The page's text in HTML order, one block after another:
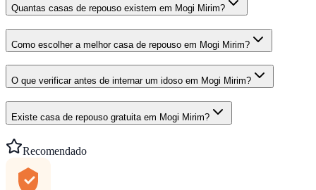
Quantas casas de repouso existem em Mogi Mirim?
Como escolher a melhor casa de repouso em Mogi Mirim?
O que verificar antes de internar um idoso em Mogi Mirim?
Existe casa de repouso gratuita em Mogi Mirim?
Recomendado